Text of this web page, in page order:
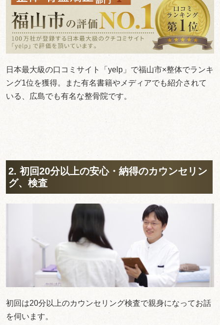
日本最大級の口コミサイト「yelp」で福山市×整体でランキ
ング1位を獲得。また有名書籍やメディアでも紹介されて
いる、広島でも有名な整骨院です。
2. 初回20分以上の安心・納得のカウンセリン
グ、検査
初回は20分以上のカウンセリング検査で親身になってお話
を伺います。